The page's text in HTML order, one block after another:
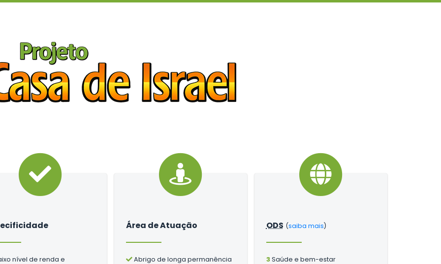
nível de renda e
Área de Atuação
Abrigo de longa permanência
ODS (saiba mais)
3Saúde e bem-estar